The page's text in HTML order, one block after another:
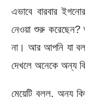
এভাবে বারবার
নেওয়া শুরু
না। আর আপনি যা
দেখলে অনেকে অন্য
মেয়েটি বলল, অন্য